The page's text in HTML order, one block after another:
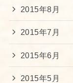
2015年8月
2015年7月
2015年6月
2015年5月